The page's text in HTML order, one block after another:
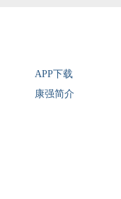
APP下载
康强简介